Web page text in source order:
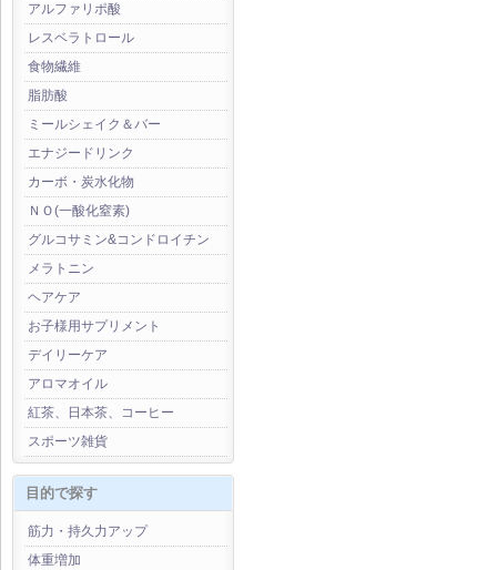
アルファリポ酸
レスベラトロール
食物繊維
脂肪酸
ミールシェイク＆バー
エナジードリンク
カーボ・炭水化物
ＮＯ(一酸化窒素)
グルコサミン&コンドロイチン
メラトニン
ヘアケア
お子様用サプリメント
デイリーケア
アロマオイル
紅茶、日本茶、コーヒー
スポーツ雑貨
目的で探す
筋力・持久力アップ
体重増加